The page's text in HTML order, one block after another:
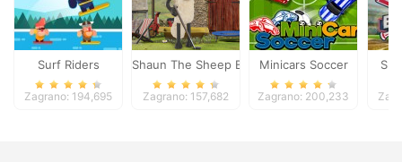
Surf Riders
Zagrano: 194,695
Shaun The Sheep Baahmy Golf
Zagrano: 157,682
Minicars Soccer
Zagrano: 200,233